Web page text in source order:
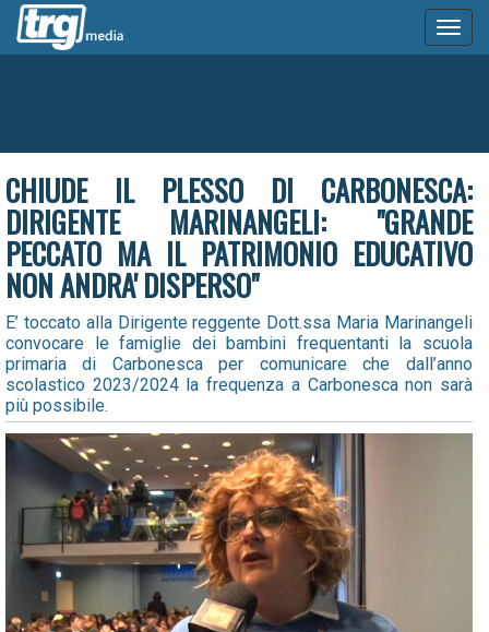
CHIUDE IL PLESSO DI CARBONESCA:
DIRIGENTE MARINANGELI: "GRANDE
PECCATO MA IL PATRIMONIO EDUCATIVO
NON ANDRA' DISPERSO"
E’ toccato alla Dirigente reggente Dott.ssa Maria Marinangeli
convocare le famiglie dei bambini frequentanti la scuola
primaria di Carbonesca per comunicare che dall’anno
scolastico 2023/2024 la frequenza a Carbonesca non sarà
più possibile.